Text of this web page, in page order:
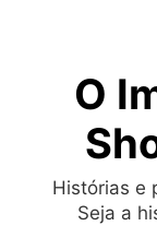
O
Histórias e
Seja a